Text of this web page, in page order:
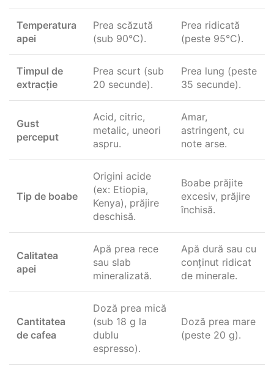
Temperatura
apei
Prea scăzută
(sub 90°C).
Prea ridicată
(peste 95°C).
Timpul de
extracție
Prea scurt (sub
20 secunde).
Prea lung (peste
35 secunde).
Gust
perceput
Acid, citric,
metalic, uneori
aspru.
Amar,
astringent, cu
note arse.
Tip de boabe
Origini acide
(ex: Etiopia,
Kenya), prăjire
deschisă.
Boabe prăjite
excesiv, prăjire
închisă.
Calitatea
apei
Apă prea rece
sau slab
mineralizată.
Apă dură sau cu
conținut ridicat
de minerale.
Cantitatea
de cafea
Doză prea mică
(sub 18 g la
dublu
espresso).
Doză prea mare
(peste 20 g).